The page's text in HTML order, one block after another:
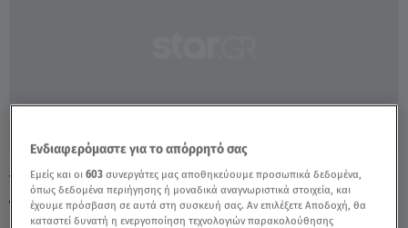
Υδροχόος Σήμερα 25/7/24: Οι Προβλέψεις
της Άσης Μπήλιου - Video
Ενδιαφερόμαστε για το απόρρητό σας
Εμείς και οι603 συνεργάτες μας αποθηκεύουμε προσωπικά δεδομένα,
όπως δεδομένα περιήγησης ή μοναδικά αναγνωριστικά στοιχεία, και
έχουμε πρόσβαση σε αυτά στη συσκευή σας. Αν επιλέξετε Αποδοχή, θα
καταστεί δυνατή η ενεργοποίηση τεχνολογιών παρακολούθησης